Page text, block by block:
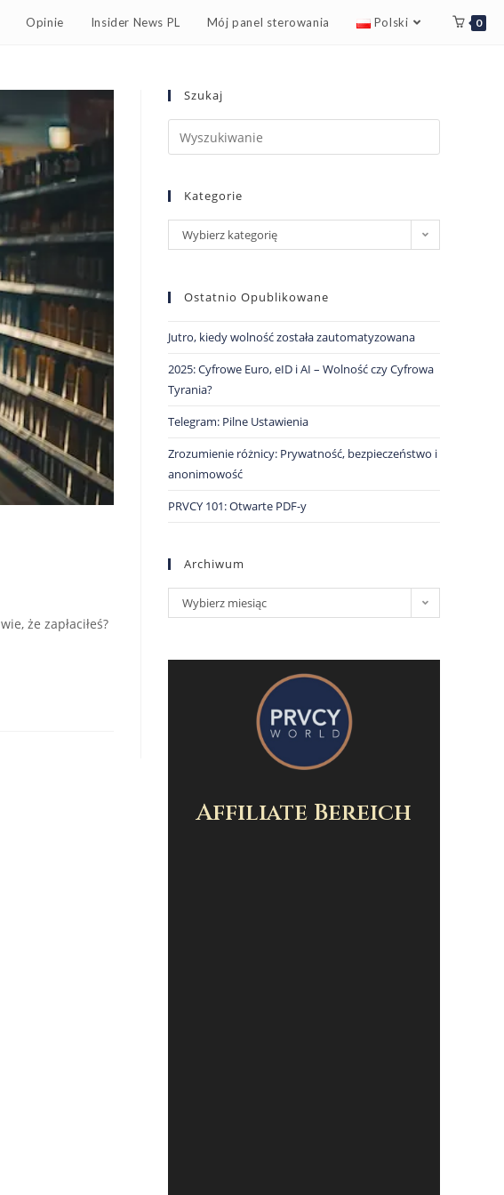
Opinie Insider News PL Mój panel sterowania Polski 0
że zapłaciłeś?
Szukaj
Kategorie
Wybierz kategorię
Ostatnio Opublikowane
Jutro, kiedy wolność została zautomatyzowana
2025: Cyfrowe Euro, eID i AI – Wolność czy Cyfrowa
Tyrania?
Telegram: Pilne Ustawienia
Zrozumienie różnicy: Prywatność, bezpieczeństwo i
anonimowość
PRVCY 101: Otwarte PDF-y
Archiwum
Wybierz miesiąc
Affiliate Bereich